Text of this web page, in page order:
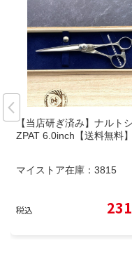
【当店研ぎ済み】ナルト
ZPAT 6.0inch【送料無料】
マイストア在庫： 3815
税込